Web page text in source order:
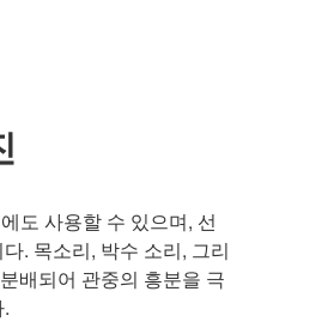
도 사용할 수 있으며, 선
. 목소리, 박수 소리, 그리
배되어 관중의 흥분을 극